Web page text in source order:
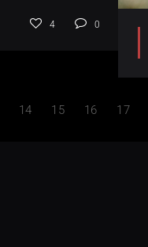
4 0
14 15 16 17